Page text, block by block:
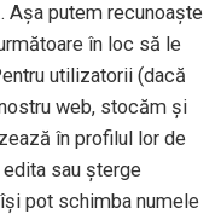
Așa putem recunoaște
în loc să le
utilizatorii (dacă
web, stocăm și
în profilul lor de
sau șterge
pot schimba numele